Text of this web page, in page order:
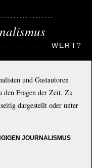
WERT?
und Gastautoren
Fragen der Zeit. Zu
dargestellt oder unter
JOURNALISMUS